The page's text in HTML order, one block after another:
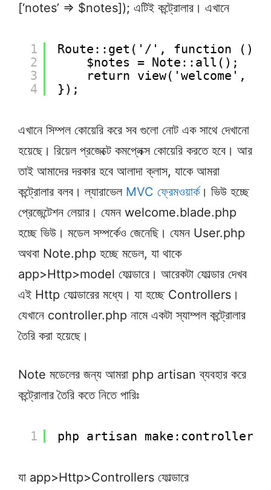
[‘notes’ => $notes]); এটিই কন্ট্রোলার। এখানে
1
2
3
4
Route::get('/', function () {
$notes = Note::all();
return view('welcome',
});
এখানে সিম্পল কোয়েরি করে সব গুলো নোট এক সাথে দেখানো
হয়েছে। রিয়েল প্রজেক্টে কমপ্লেক্স কোয়েরি করতে হবে। আর
তাই আমাদের দরকার হবে আলাদা ক্লাস, যাকে আমরা
কন্ট্রোলার বলব। ল্যারাভেল MVC ফ্রেমওয়ার্ক। ভিউ হচ্ছে
প্রেজেন্টেশন লেয়ার। যেমন welcome.blade.php
হচ্ছে ভিউ। মডেল সম্পর্কেও জেনেছি। যেমন User.php
অথবা Note.php হচ্ছে মডেল, যা থাকে
app>Http>model ফোল্ডারে। আরেকটা ফোল্ডার দেখব
এই Http ফোল্ডারের মধ্যে। যা হচ্ছে Controllers।
যেখানে controller.php নামে একটা স্যাম্পল কন্ট্রোলার
তৈরি করা হয়েছে।
Note মডেলের জন্য আমরা php artisan ব্যবহার করে
কন্ট্রোলার তৈরি কতে নিতে পারিঃ
1 php artisan make:controller
যা app>Http>Controllers ফোল্ডারে